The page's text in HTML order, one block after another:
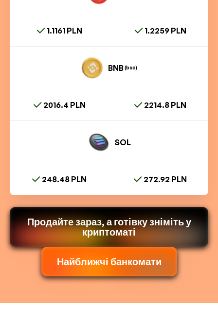
1.1161 PLN 1.2259 PLN
BNB(bsc)
2016.4 PLN 2214.8 PLN
SOL
248.48 PLN 272.92 PLN
Продайте зараз, а готівку зніміть у
криптоматі
Найближчі банкомати